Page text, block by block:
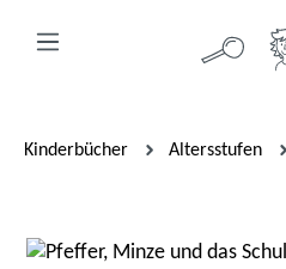
Kinderbücher Altersstufen
Bildergalerie überspringen